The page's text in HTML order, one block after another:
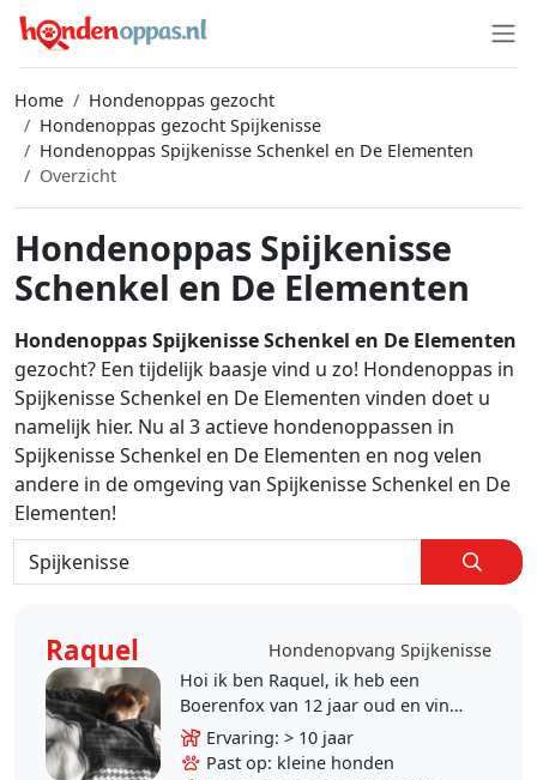
Home
Hondenoppas gezocht
Hondenoppas gezocht Spijkenisse
Hondenoppas Spijkenisse Schenkel en De Elementen
Overzicht
Hondenoppas Spijkenisse
Schenkel en De Elementen
Hondenoppas Spijkenisse Schenkel en De Elementen
gezocht? Een tijdelijk baasje vind u zo! Hondenoppas in
Spijkenisse Schenkel en De Elementen vinden doet u
namelijk hier. Nu al 3 actieve hondenoppassen in
Spijkenisse Schenkel en De Elementen en nog velen
andere in de omgeving van Spijkenisse Schenkel en De
Elementen!
Raquel
Hondenopvang Spijkenisse
Hoi ik ben Raquel, ik heb een
Boerenfox van 12 jaar oud en vind
het erg leuk om honden te
verzorgen en mee te wandelen.
Ervaring: > 10 jaar
Past op: kleine honden